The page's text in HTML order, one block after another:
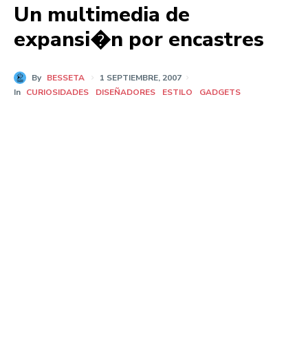
Un multimedia de
expansi�n por encastres
By BESSETA
1 SEPTIEMBRE, 2007
In CURIOSIDADES DISEÑADORES ESTILO GADGETS